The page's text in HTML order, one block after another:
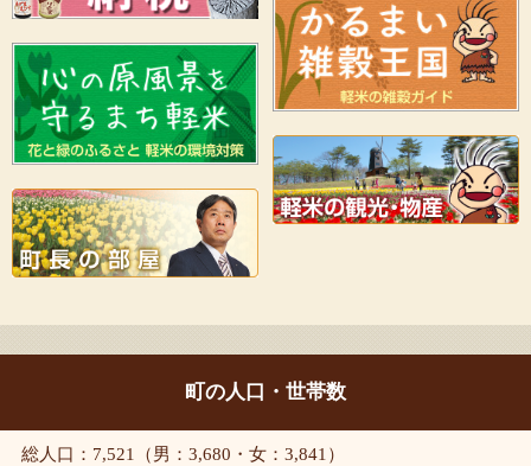
町の人口・世帯数
総人口：7,521（男：3,680・女：3,841）